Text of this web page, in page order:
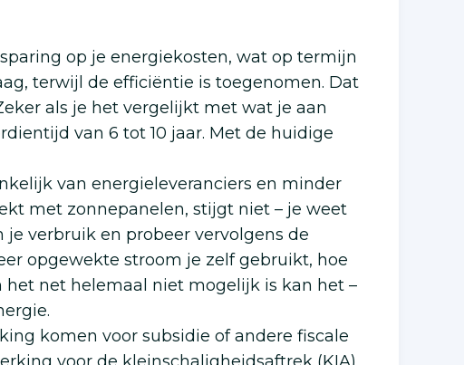
op je energiekosten, wat op termijn
terwijl de efficiëntie is toegenomen. Dat
als je het vergelijkt met wat je aan
van 6 tot 10 jaar. Met de huidige
van energieleveranciers en minder
met zonnepanelen, stijgt niet – je weet
verbruik en probeer vervolgens de
opgewekte stroom je zelf gebruikt, hoe
net helemaal niet mogelijk is kan het –
komen voor subsidie of andere fiscale